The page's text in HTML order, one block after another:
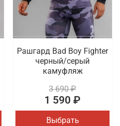
Рашгард Bad Boy Fighter
черный/серый
камуфляж
3 690 ₽
1 590 ₽
Выбрать